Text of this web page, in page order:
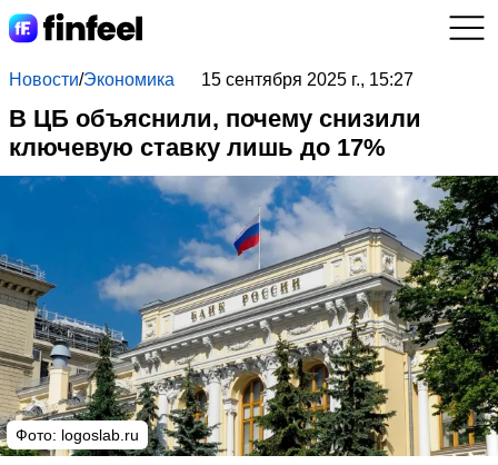
Новости/Экономика 15 сентября 2025 г., 15:27
В ЦБ объяснили, почему снизили
ключевую ставку лишь до 17%
Фото: logoslab.ru